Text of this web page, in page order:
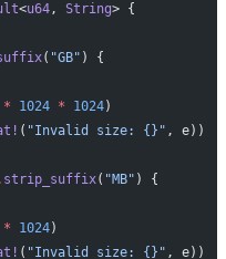
<u64, String> {
( "GB" ) {
1024 * 1024)
( "Invalid size: {}" , e))
strip_suffix( "MB" ) {
1024)
( "Invalid size: {}" , e))